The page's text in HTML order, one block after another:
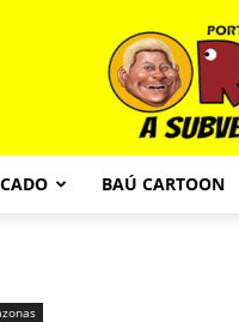
BAÚ CARTOON